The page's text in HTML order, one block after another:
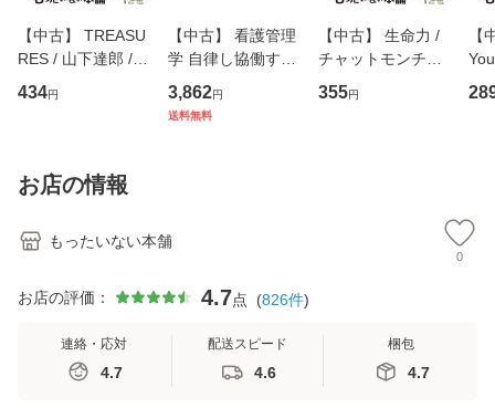
【中古】 TREASU
RES / 山下達郎 /
イーストウエス
ト・ジャパン [CD]
434円
【中古】 看護管理
学 自律し協働する
専門職の看護マネ
ジメントスキル 改
3,862円
送料無料
【中古】 生命力 /
チャットモンチー /
キューンレコード
[CD]【メール便送
355円
【
のが
お店の情報
もったいない本舗
0
お店の評価： 4.7点 (826件)
連絡・応対
4.7
配送スピード
4.6
梱包
4.7